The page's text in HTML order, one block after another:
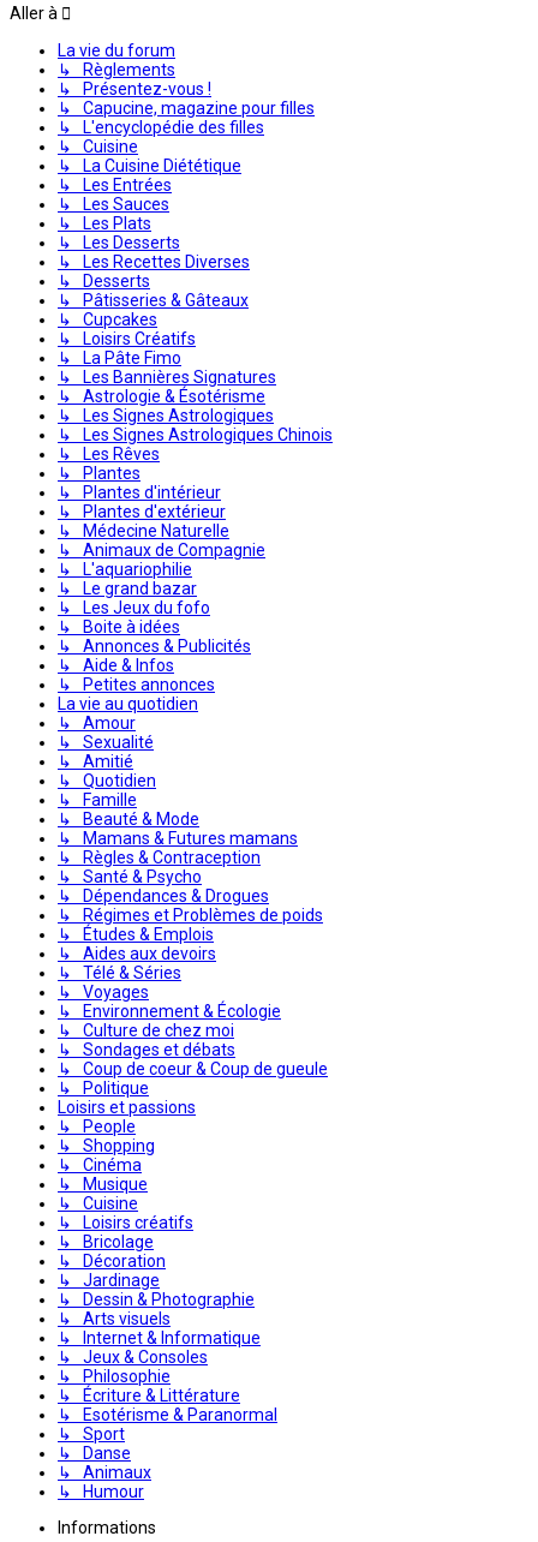
Aller à
La vie du forum
↳ Règlements
↳ Présentez-vous !
↳ Capucine, magazine pour filles
↳ L'encyclopédie des filles
↳ Cuisine
↳ La Cuisine Diététique
↳ Les Entrées
↳ Les Sauces
↳ Les Plats
↳ Les Desserts
↳ Les Recettes Diverses
↳ Desserts
↳ Pâtisseries & Gâteaux
↳ Cupcakes
↳ Loisirs Créatifs
↳ La Pâte Fimo
↳ Les Bannières Signatures
↳ Astrologie & Ésotérisme
↳ Les Signes Astrologiques
↳ Les Signes Astrologiques Chinois
↳ Les Rêves
↳ Plantes
↳ Plantes d'intérieur
↳ Plantes d'extérieur
↳ Médecine Naturelle
↳ Animaux de Compagnie
↳ L'aquariophilie
↳ Le grand bazar
↳ Les Jeux du fofo
↳ Boite à idées
↳ Annonces & Publicités
↳ Aide & Infos
↳ Petites annonces
La vie au quotidien
↳ Amour
↳ Sexualité
↳ Amitié
↳ Quotidien
↳ Famille
↳ Beauté & Mode
↳ Mamans & Futures mamans
↳ Règles & Contraception
↳ Santé & Psycho
↳ Dépendances & Drogues
↳ Régimes et Problèmes de poids
↳ Études & Emplois
↳ Aides aux devoirs
↳ Télé & Séries
↳ Voyages
↳ Environnement & Écologie
↳ Culture de chez moi
↳ Sondages et débats
↳ Coup de coeur & Coup de gueule
↳ Politique
Loisirs et passions
↳ People
↳ Shopping
↳ Cinéma
↳ Musique
↳ Cuisine
↳ Loisirs créatifs
↳ Bricolage
↳ Décoration
↳ Jardinage
↳ Dessin & Photographie
↳ Arts visuels
↳ Internet & Informatique
↳ Jeux & Consoles
↳ Philosophie
↳ Écriture & Littérature
↳ Esotérisme & Paranormal
↳ Sport
↳ Danse
↳ Animaux
↳ Humour
Informations